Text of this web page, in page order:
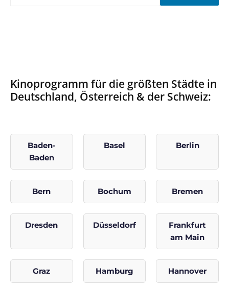
Kinoprogramm für die größten Städte in
Deutschland, Österreich & der Schweiz:
Baden-
Baden
Basel Berlin
Bern Bochum Bremen
Dresden Düsseldorf
Frankfurt
am Main
Graz Hamburg Hannover